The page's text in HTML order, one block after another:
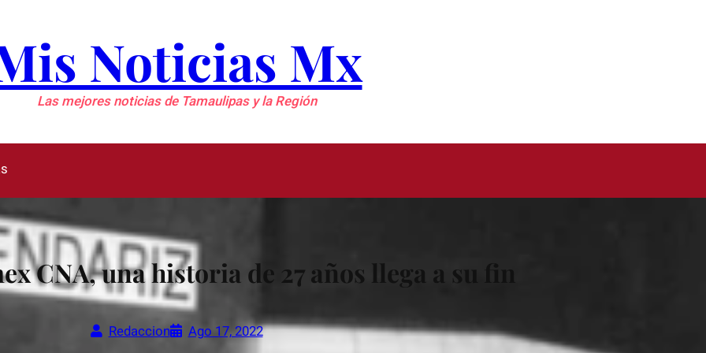
Noticias Mx
Las mejores noticias de Tamaulipas y la Región
CNA, una historia de 27 años llega a su fin
Redaccion Ago 17, 2022